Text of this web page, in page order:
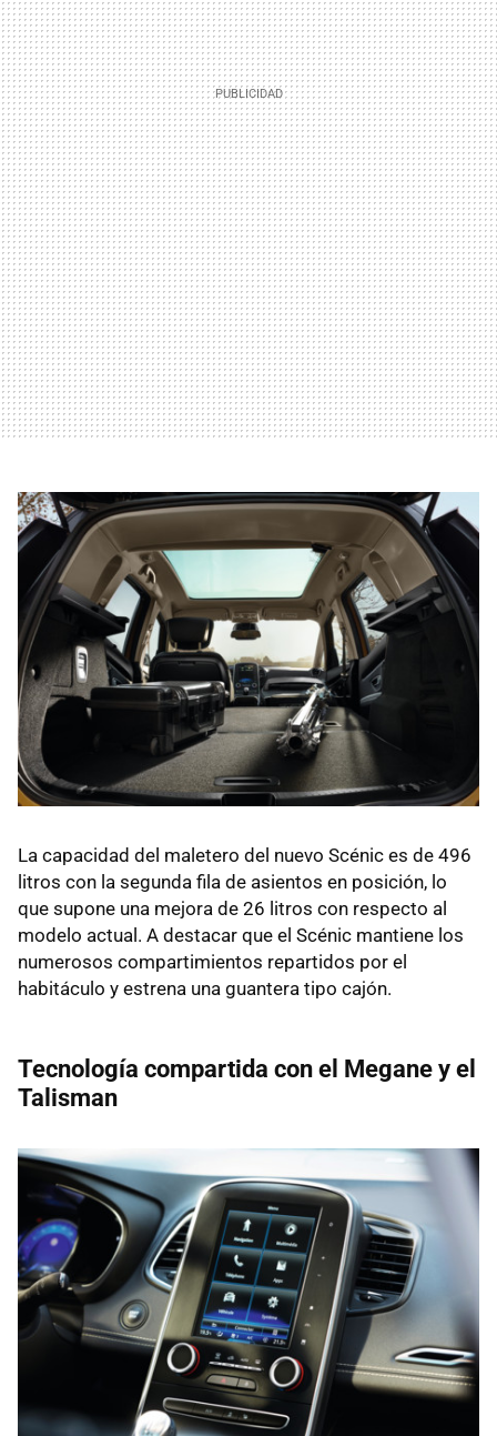
La capacidad del maletero del nuevo Scénic es de 496
litros con la segunda fila de asientos en posición, lo
que supone una mejora de 26 litros con respecto al
modelo actual. A destacar que el Scénic mantiene los
numerosos compartimientos repartidos por el
habitáculo y estrena una guantera tipo cajón.
Tecnología compartida con el Megane y el
Talisman